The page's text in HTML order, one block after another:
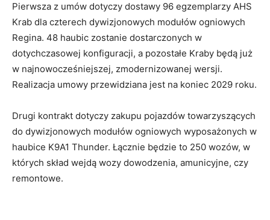
Pierwsza z umów dotyczy dostawy 96 egzemplarzy AHS
Krab dla czterech dywizjonowych modułów ogniowych
Regina. 48 haubic zostanie dostarczonych w
dotychczasowej konfiguracji, a pozostałe Kraby będą już
w najnowocześniejszej, zmodernizowanej wersji.
Realizacja umowy przewidziana jest na koniec 2029 roku.
Drugi kontrakt dotyczy zakupu pojazdów towarzyszących
do dywizjonowych modułów ogniowych wyposażonych w
haubice K9A1 Thunder. Łącznie będzie to 250 wozów, w
których skład wejdą wozy dowodzenia, amunicyjne, czy
remontowe.